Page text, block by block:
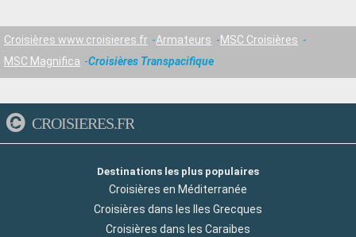
Croisières www.croisieres.fr Armateurs
MSC Croisières
MSC Magnifica
Croisières Transpacifique
CROISIERES.FR
Destinations les plus populaires
Croisières en Méditerranée
Croisières dans les Iles Grecques
Croisières dans les Caraibes